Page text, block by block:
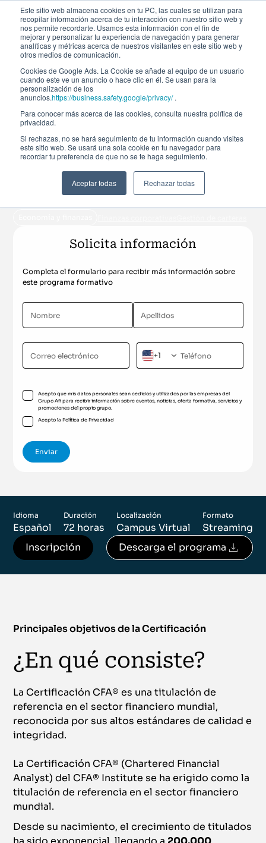
Este sitio web almacena cookies en tu PC, las cuales se utilizan para
recopilar información acerca de tu interacción con nuestro sitio web y
nos permite recordarte. Usamos esta información con el fin de
mejorar y personalizar tu experiencia de navegación y para generar
analíticas y métricas acerca de nuestros visitantes en este sitio web y
otros medios de comunicación.
Cookies de Google Ads. La Cookie se añade al equipo de un usuario
cuando este ve un anuncio o hace clic en él. Se usan para la
personalización de los
anuncios.https://business.safety.google/privacy/.
Para conocer más acerca de las cookies, consulta nuestra política de
privacidad.
Si rechazas, no se hará seguimiento de tu información cuando visites
este sitio web. Se usará una sola cookie en tu navegador para
recordar tu preferencia de que no se te haga seguimiento.
Aceptar todas Rechazar todas
Certificación
Chartered Financial
Analyst (CFA®) Nivel II
Matrícula abierta
Del 27 de enero de 2027 al 28 de abril de 2027
Solicita información
Completa el formulario para recibir más información sobre
este programa formativo
+1
Acepto que mis datos personales sean cedidos y utilizados por las empresas del
Grupo Afi para recibir información sobre eventos, noticias, oferta formativa, servicios y
promociones del propio grupo.
Acepto laPolítica de Privacidad
Idioma
Español
Duración
72 horas
Localización
Campus Virtual
Formato
Streaming
Inscripción
Descarga el programa
Principales objetivos de la Certificación
¿En qué consiste?
La Certificación CFA® es una titulación de
referencia en el sector financiero mundial,
reconocida por sus altos estándares de calidad e
integridad.
La Certificación CFA® (Chartered Financial
Analyst) del CFA® Institute se ha erigido como la
titulación de referencia en el sector financiero
mundial.
Desde su nacimiento, el crecimiento de titulados